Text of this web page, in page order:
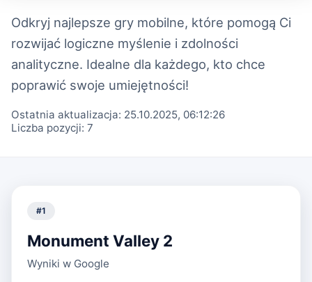
Odkryj najlepsze gry mobilne, które pomogą Ci
rozwijać logiczne myślenie i zdolności
analityczne. Idealne dla każdego, kto chce
poprawić swoje umiejętności!
Ostatnia aktualizacja: 25.10.2025, 06:12:26
Liczba pozycji: 7
#1
Monument Valley 2
Wyniki w Google